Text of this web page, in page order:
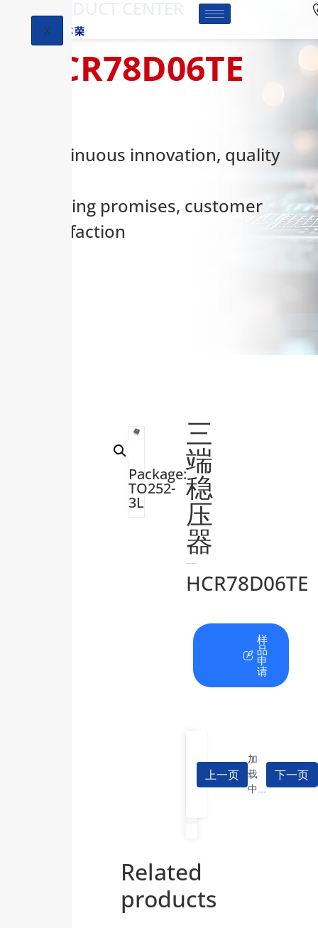
X
HCR78D06TE
Continuous innovation, quality
keeping promises, customer
satisfaction
Package:
TO252-
3L
三
端
稳
压
器
HCR78D06TE
料
下
样
品
申
请
上一页
加
载
中...
下一页
Related
products